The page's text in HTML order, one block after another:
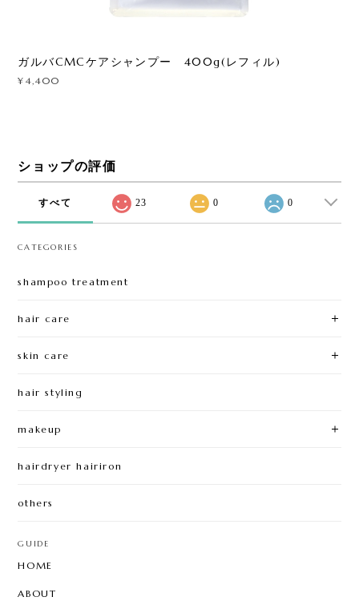
ガルバCMCケアシャンプー 400g(レフィル)
¥4,400
ショップの評価
すべて 23 0 0
CATEGORIES
shampoo treatment
hair care
skin care
hair styling
makeup
hairdryer hairiron
others
GUIDE
HOME
ABOUT